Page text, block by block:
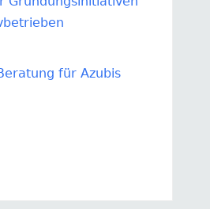
für Azubis